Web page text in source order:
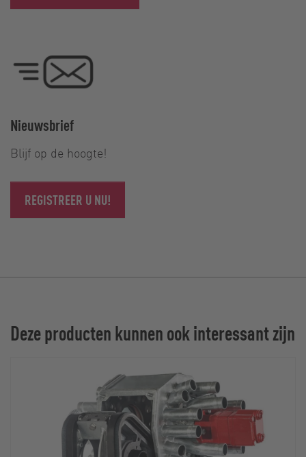
Nieuwsbrief
Blijf op de hoogte!
REGISTREER U NU!
Deze producten kunnen ook interessant zijn